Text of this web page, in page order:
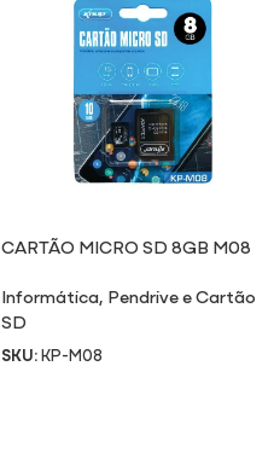
CARTÃO MICRO SD 8GB M08
Informática, Pendrive e Cartão
SD
SKU:KP-M08